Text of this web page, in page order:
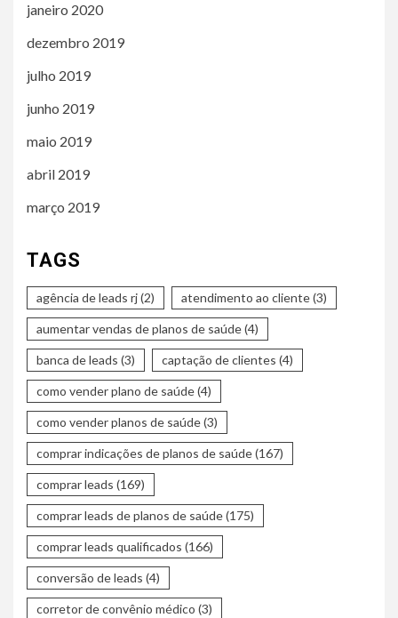
janeiro 2020
dezembro 2019
julho 2019
junho 2019
maio 2019
abril 2019
março 2019
TAGS
agência de leads rj(2) atendimento ao cliente(3)
aumentar vendas de planos de saúde(4)
banca de leads (3) captação de clientes (4)
como vender plano de saúde(4)
como vender planos de saúde(3)
comprar indicações de planos de saúde(167)
comprar leads (169)
comprar leads de planos de saúde(175)
comprar leads qualificados (166)
conversão de leads (4)
corretor de convênio médico (3)